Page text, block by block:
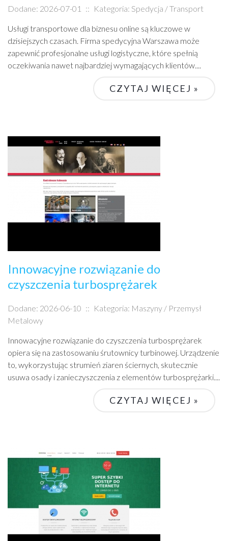
Dodane: 2026-07-01 :: Kategoria: Spedycja / Transport
Usługi transportowe dla biznesu online są kluczowe w
dzisiejszych czasach. Firma spedycyjna Warszawa może
zapewnić profesjonalne usługi logistyczne, które spełnią
oczekiwania nawet najbardziej wymagających klientów....
CZYTAJ WIĘCEJ »
Innowacyjne rozwiązanie do
czyszczenia turbosprężarek
Dodane: 2026-06-10 :: Kategoria: Maszyny / Przemysł
Metalowy
Innowacyjne rozwiązanie do czyszczenia turbosprężarek
opiera się na zastosowaniu śrutownicy turbinowej. Urządzenie
to, wykorzystując strumień ziaren ściernych, skutecznie
usuwa osady i zanieczyszczenia z elementów turbosprężarki....
CZYTAJ WIĘCEJ »